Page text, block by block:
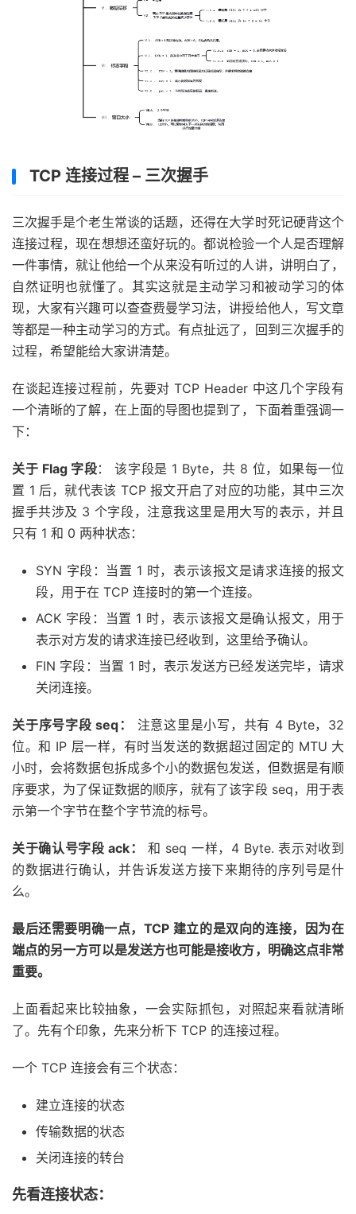
TCP 连接过程 – 三次握手
三次握手是个老生常谈的话题，还得在大学时死记硬背这个
连接过程，现在想想还蛮好玩的。都说检验一个人是否理解
一件事情，就让他给一个从来没有听过的人讲，讲明白了，
自然证明也就懂了。其实这就是主动学习和被动学习的体
现，大家有兴趣可以查查费曼学习法，讲授给他人，写文章
等都是一种主动学习的方式。有点扯远了，回到三次握手的
过程，希望能给大家讲清楚。
在谈起连接过程前，先要对 TCP Header 中这几个字段有
一个清晰的了解，在上面的导图也提到了，下面着重强调一
下：
关于 Flag 字段： 该字段是 1 Byte，共 8 位，如果每一位
置 1 后，就代表该 TCP 报文开启了对应的功能，其中三次
握手共涉及 3 个字段，注意我这里是用大写的表示，并且
只有 1 和 0 两种状态：
SYN 字段：当置 1 时，表示该报文是请求连接的报文
段，用于在 TCP 连接时的第一个连接。
ACK 字段：当置 1 时，表示该报文是确认报文，用于
表示对方发的请求连接已经收到，这里给予确认。
FIN 字段：当置 1 时，表示发送方已经发送完毕，请求
关闭连接。
关于序号字段 seq：
注意这里是小写，共有 4 Byte，32
位。和 IP 层一样，有时当发送的数据超过固定的 MTU 大
小时，会将数据包拆成多个小的数据包发送，但数据是有顺
序要求，为了保证数据的顺序，就有了该字段 seq，用于表
示第一个字节在整个字节流的标号。
关于确认号字段 ack：
和 seq 一样，4 Byte. 表示对收到
的数据进行确认，并告诉发送方接下来期待的序列号是什
么。
最后还需要明确一点，TCP 建立的是双向的连接，因为在
端点的另一方可以是发送方也可能是接收方，明确这点非常
重要。
上面看起来比较抽象，一会实际抓包，对照起来看就清晰
了。先有个印象，先来分析下 TCP 的连接过程。
一个 TCP 连接会有三个状态：
建立连接的状态
传输数据的状态
关闭连接的转台
先看连接状态：